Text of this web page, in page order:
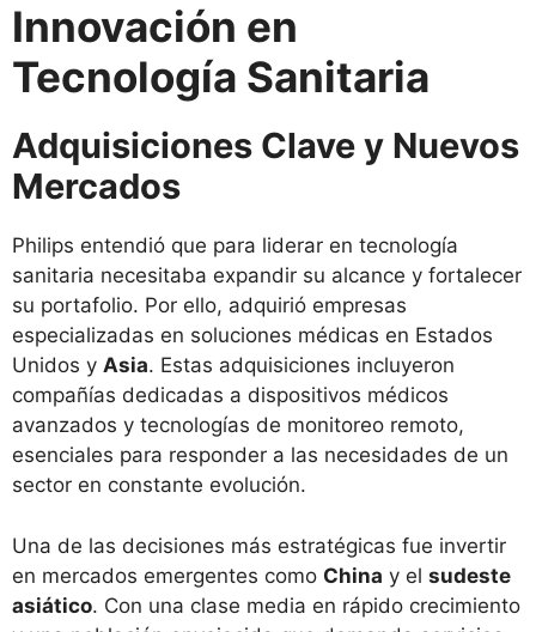
Innovación en
Tecnología Sanitaria
Adquisiciones Clave y Nuevos
Mercados
Philips entendió que para liderar en tecnología
sanitaria necesitaba expandir su alcance y fortalecer
su portafolio. Por ello, adquirió empresas
especializadas en soluciones médicas en Estados
Unidos y Asia. Estas adquisiciones incluyeron
compañías dedicadas a dispositivos médicos
avanzados y tecnologías de monitoreo remoto,
esenciales para responder a las necesidades de un
sector en constante evolución.
Una de las decisiones más estratégicas fue invertir
en mercados emergentes como China y el sudeste
asiático. Con una clase media en rápido crecimiento